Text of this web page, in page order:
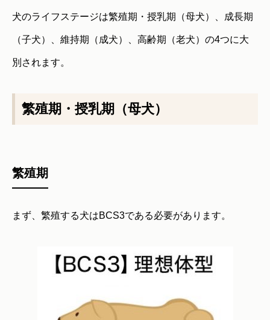
犬のライフステージは繁殖期・授乳期（母犬）、成長期
（子犬）、維持期（成犬）、高齢期（老犬）の4つに大
別されます。
繁殖期・授乳期（母犬）
繁殖期
まず、繁殖する犬はBCS3である必要があります。